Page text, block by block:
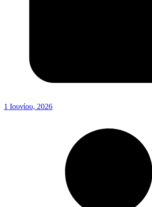
1 Ιουνίου, 2026